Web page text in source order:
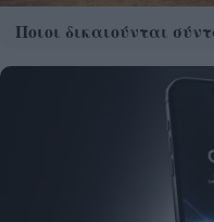
Ποιοι δικαιούνται